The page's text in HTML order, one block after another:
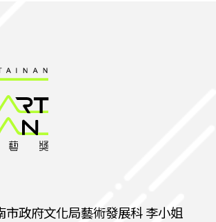
市政府文化局藝術發展科 李小姐